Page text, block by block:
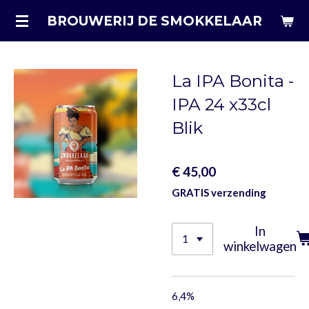
Ga
de
hoofdinhoud
BROUWERIJ DE SMOKKELAAR
La IPA Bonita -
IPA 24 x33cl
Blik
€ 45,00
GRATIS verzending
In
winkelwagen
6,4%